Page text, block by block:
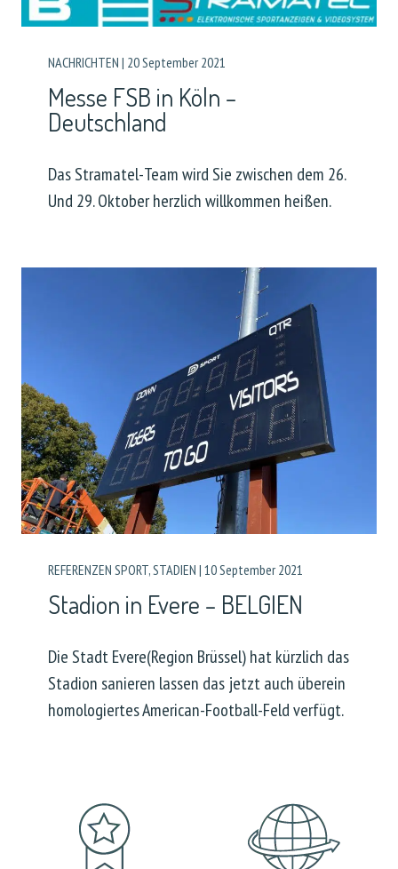
NACHRICHTEN | 20 September 2021
Messe FSB in Köln –
Deutschland
Das Stramatel-Team wird Sie zwischen dem 26.
Und 29. Oktober herzlich willkommen heißen.
REFERENZEN SPORT,STADIEN | 10 September 2021
Stadion in Evere – BELGIEN
Die Stadt Evere(Region Brüssel) hat kürzlich das
Stadion sanieren lassen das jetzt auch überein
homologiertes American-Football-Feld verfügt.